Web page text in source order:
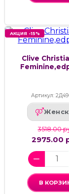
АКЦИЯ -15%
Clive
Артикул:
3518.00
2975.00
В